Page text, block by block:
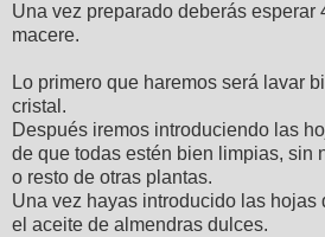
Una vez preparado deberás esperar
macere.
Lo primero que haremos será lavar
cristal.
Después iremos introduciendo las
de que todas estén bien limpias, sin
o resto de otras plantas.
Una vez hayas introducido las hojas
el aceite de almendras dulces.